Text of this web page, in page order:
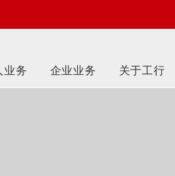
业务 企业业务 关于工行